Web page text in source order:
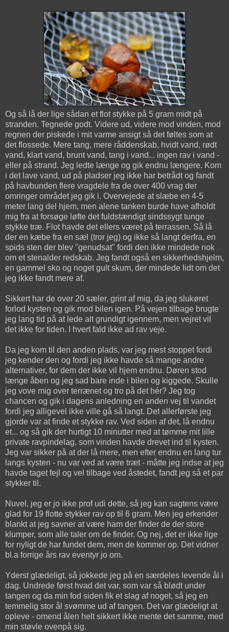
Og så lå der lige sådan et flot stykke på 5 gram midt på
stranden. Tegnede godt. Videre ud, videre mod vinden, mod
regnen der piskede i mit varme ansigt så det føltes som at
det flossede. Mere tang, mere råddenskab, hvidt vand, rødt
vand, klart vand, brunt vand, tang i vand... ingen rav i vand -
eller på strand. Jeg ledte længe og gik endnu længere. Kom
i det lave vand, ud på pladser jeg ikke har betrådt og fandt
på havbunden flere vragdele fra de over 400 vrag der
omringer området jeg gik i. Overvejede at slæbe en 4-5
meter lang del hjem, men alene tanken burde have afholdt
mig fra at forsøge løfte det fuldstændigt sindssygt tunge
stykke træ. Flot havde det ellers været på terrassen. Så lå
der en kæbe fra en sæl (tror jeg) og ikke så langt derfra, en
spids sten der blev "genudsat" fordi den ikke mindede nok
om et stenalder redskab. Jeg fandt også en sikkerhedshjelm,
en gammel sko og noget gult skum, der mindede lidt om det
jeg ikke fandt mere af.
Sikkert har de over 20 sæler, grint af mig, da jeg slukøret
forlod kysten og gik mod bilen igen. På vejen tilbage brugte
jeg lang tid på at lede alt grundigt igennem, men vejret vil
det ikke for tiden. I hvert fald ikke ad rav veje.
Da jeg kom til den anden plads, var jeg mest stoppet fordi
jeg kender den og fordi jeg ikke havde så mange andre
alternativer, for dem der ikke vil hjem endnu. Døren stod
længe åben og jeg sad bare inde i bilen og kiggede. Skulle
jeg vove mig over terrænet og tro på det hér? Jeg tog
chancen og gik i dagens anledning en anden vej til vandet
fordi jeg alligevel ikke ville gå så langt. Det allerførste jeg
gjorde var at finde et stykke rav. Ved siden af det, lå endnu
et... og så gik der hurtigt 10 minutter med at tømme mit lille
private ravpindelag, som vinden havde drevet ind til kysten.
Jeg var sikker på at der lå mere, men efter endnu en lang tur
langs kysten - nu var ved at være træt - måtte jeg indse at jeg
havde taget fejl og vel tilbage ved åstedet, fandt jeg så et par
stykker til.
Nuvel, jeg er jo ikke prof udi dette, så jeg kan sagtens være
glad for 19 flotte stykker rav op til 6 gram. Men jeg erkender
blankt at jeg savner at være ham der finder de der store
klumper, som alle taler om de finder. Og nej, det er ikke lige
for nyligt de har fundet dem, men de kommer op. Det vidner
bl.a forrige års rav eventyr jo om.
Yderst glædeligt, så jokkede jeg på en særdeles levende ål i
dag. Undrede først hvad det var, som var så blødt under
tangen og da min fod siden fik et slag af noget, så jeg en
temmelig stor ål svømme ud af tangen. Det var glædeligt at
opleve - omend ålen helt sikkert ikke mente det samme, med
min støvle ovenpå sig.